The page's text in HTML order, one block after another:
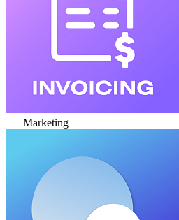
Marketing